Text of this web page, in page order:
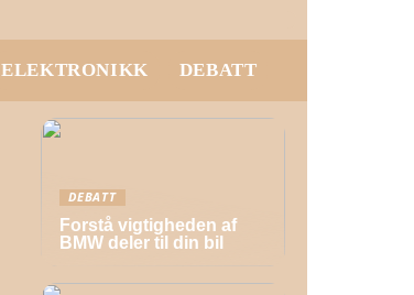
ELEKTRONIKK DEBATT
DEBATT
Forstå vigtigheden af
BMW deler til din bil